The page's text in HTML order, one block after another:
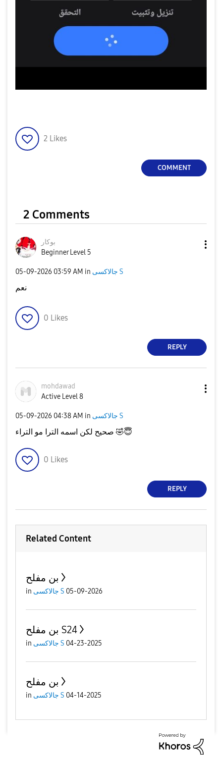
2 Likes
COMMENT
2 Comments
بوكار
Beginner Level 5
‎05-09-2026 03:59 AM in جالاكسى S
0 Likes
REPLY
mohdawad
Active Level 8
‎05-09-2026 04:38 AM in جالاكسى S
🤣😇
0 Likes
REPLY
Related Content
بن مفلح
in جالاكسى S 05-09-2026
بن مفلح S24
in جالاكسى S 04-23-2025
بن مفلح
in جالاكسى S 04-14-2025